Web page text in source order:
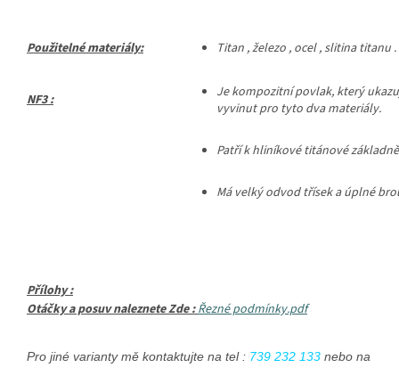
Použitelné materiály: Titan , železo , ocel , slitina titanu
NF3 : Jekompozitní povlak, který
vyvinut pro tyto dva materiály.
Patří k hliníkové titánové
Má velký odvod třísek a úplné
Přílohy :
Otáčky a posuv naleznete Zde :Řezné podmínky.pdf
Pro jiné varianty mě kontaktujte na tel : 739 232 133 nebo na